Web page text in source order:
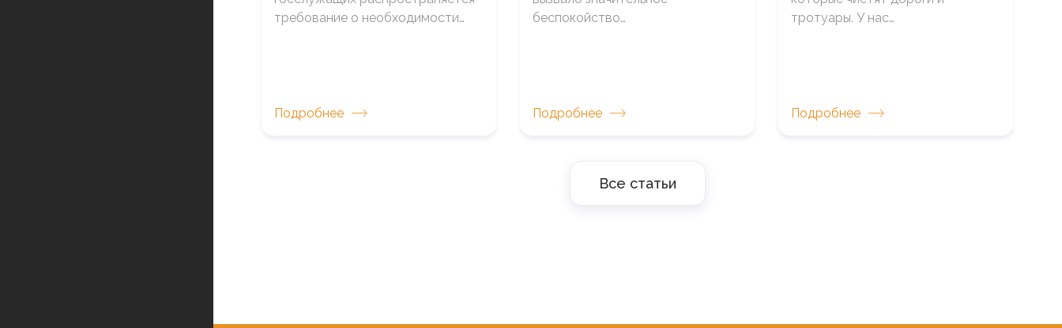
требование о необходимости…
Подробнее
беспокойство…
Подробнее
тротуары. У нас…
Подробнее
Все статьи